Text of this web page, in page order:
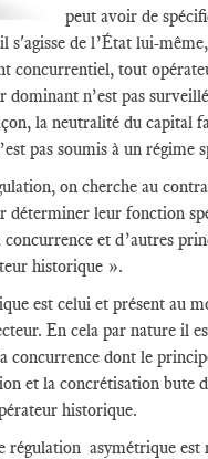
peut avoir de
s'agisse de l’État lui-
concurrentiel, tout
dominant n’est pas
la neutralité du capital
pas soumis à un régime
on cherche au
déterminer leur fonction
et d’autres
historique ».
est celui et présent au
En cela par nature il
concurrence dont le
et la concrétisation bute
historique.
régulation asymétrique est